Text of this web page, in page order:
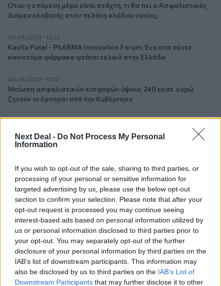
Next Deal - Do Not Process My Personal
Information
If you wish to opt-out of the sale, sharing to third parties, or
processing of your personal or sensitive information for
targeted advertising by us, please use the below opt-out
section to confirm your selection. Please note that after your
opt-out request is processed you may continue seeing
interest-based ads based on personal information utilized by
us or personal information disclosed to third parties prior to
your opt-out. You may separately opt-out of the further
disclosure of your personal information by third parties on the
IAB’s list of downstream participants. This information may
also be disclosed by us to third parties on the IAB’s List of
Downstream Participants that may further disclose it to other
Όταν η επόμενη μέρα είναι στάχτη, τι θα πει ο Ασφαλιστικός
Διαμεσολαβητής στον πελάτη κλάδου υγείας;
06.08.2026 - 12:22
Kavita Patel - PhARMA Innovation Forum: Ένα στα πέντε
καινοτόμα φάρμακα φτάνει τελικά στην Ελλάδα
06.08.2026 - 11:37
Μείωση ασφαλιστικών εισφορών ύψους 240 εκατ. ευρώ
ζητούν οι έμποροι από την Κυβέρνηση
06.08.2026 - 10:45
ενεργειακή κρίση;
Στέλιος Λιανός – INTERAMERICAN / Αθηναϊκή Γενική Κλινική
06.08.2026 - 08:40
Η γαλλική «ψήφος» στο «καλώδιο» και τα συμφέροντα, οι
ελληνικές τράπεζες «πρωταθλήτριες» στα δάνεια, νέο deal
Βαρδινογιάννη- Εξάρχου και ο διπλασιασμός των κερδών της
ΔΕΗ
Randy Schekman, Νομπελίστας Ιατρικής: «Σε πέντε χρόνια
μπορεί να έχουμε θεραπεία που αναστέλλει την εξέλιξη του